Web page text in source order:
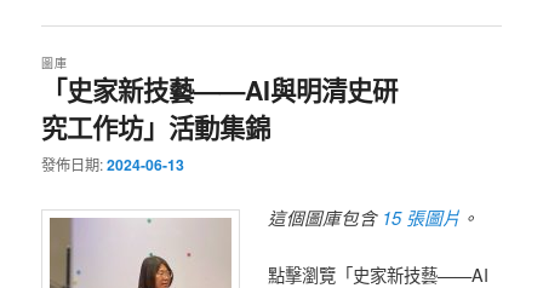
「史家新技藝——AI與明清史研
究工作坊」活動集錦
圖庫
發佈日期:2024-06-13
這個圖庫包含 15 張圖片 。
點擊瀏覽「史家新技藝——AI